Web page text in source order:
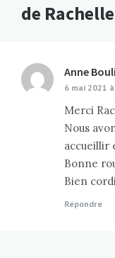
de
Anne
6 mai 2021
Merci
Nous
accueillir
Bonne
Bien
Répondre